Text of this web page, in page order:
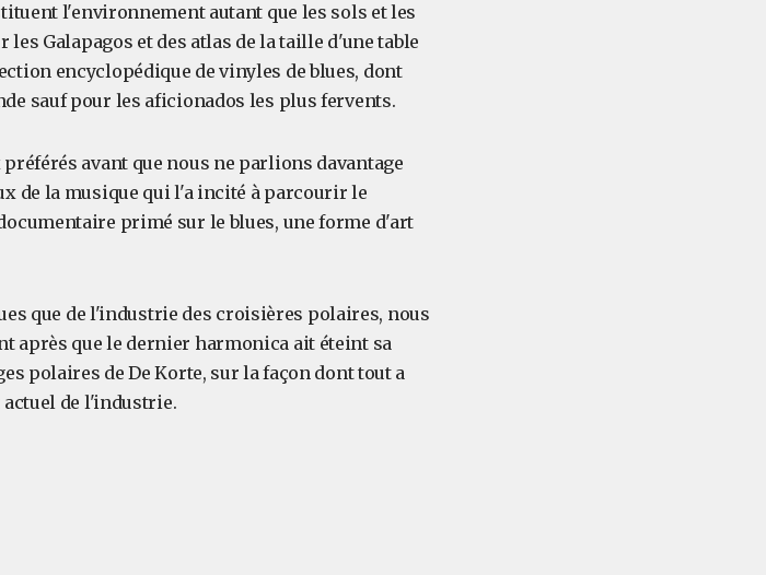
l'environnement autant que les sols et les
les Galapagos et des atlas de la taille d'une table
encyclopédique de vinyles de blues, dont
sauf pour les aficionados les plus fervents.
avant que nous ne parlions davantage
de la musique qui l'a incité à parcourir le
primé sur le blues, une forme d'art
que de l'industrie des croisières polaires, nous
après que le dernier harmonica ait éteint sa
polaires de De Korte, sur la façon dont tout a
actuel de l'industrie.